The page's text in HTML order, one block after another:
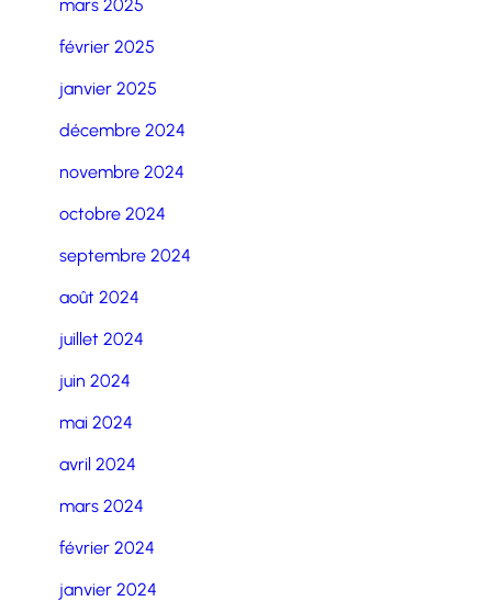
mars 2025
février 2025
janvier 2025
décembre 2024
novembre 2024
octobre 2024
septembre 2024
août 2024
juillet 2024
juin 2024
mai 2024
avril 2024
mars 2024
février 2024
janvier 2024